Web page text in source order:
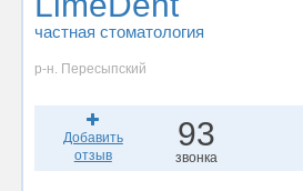
частная стоматология
р-н. Пересыпский
Добавить
отзыв
93
звонка